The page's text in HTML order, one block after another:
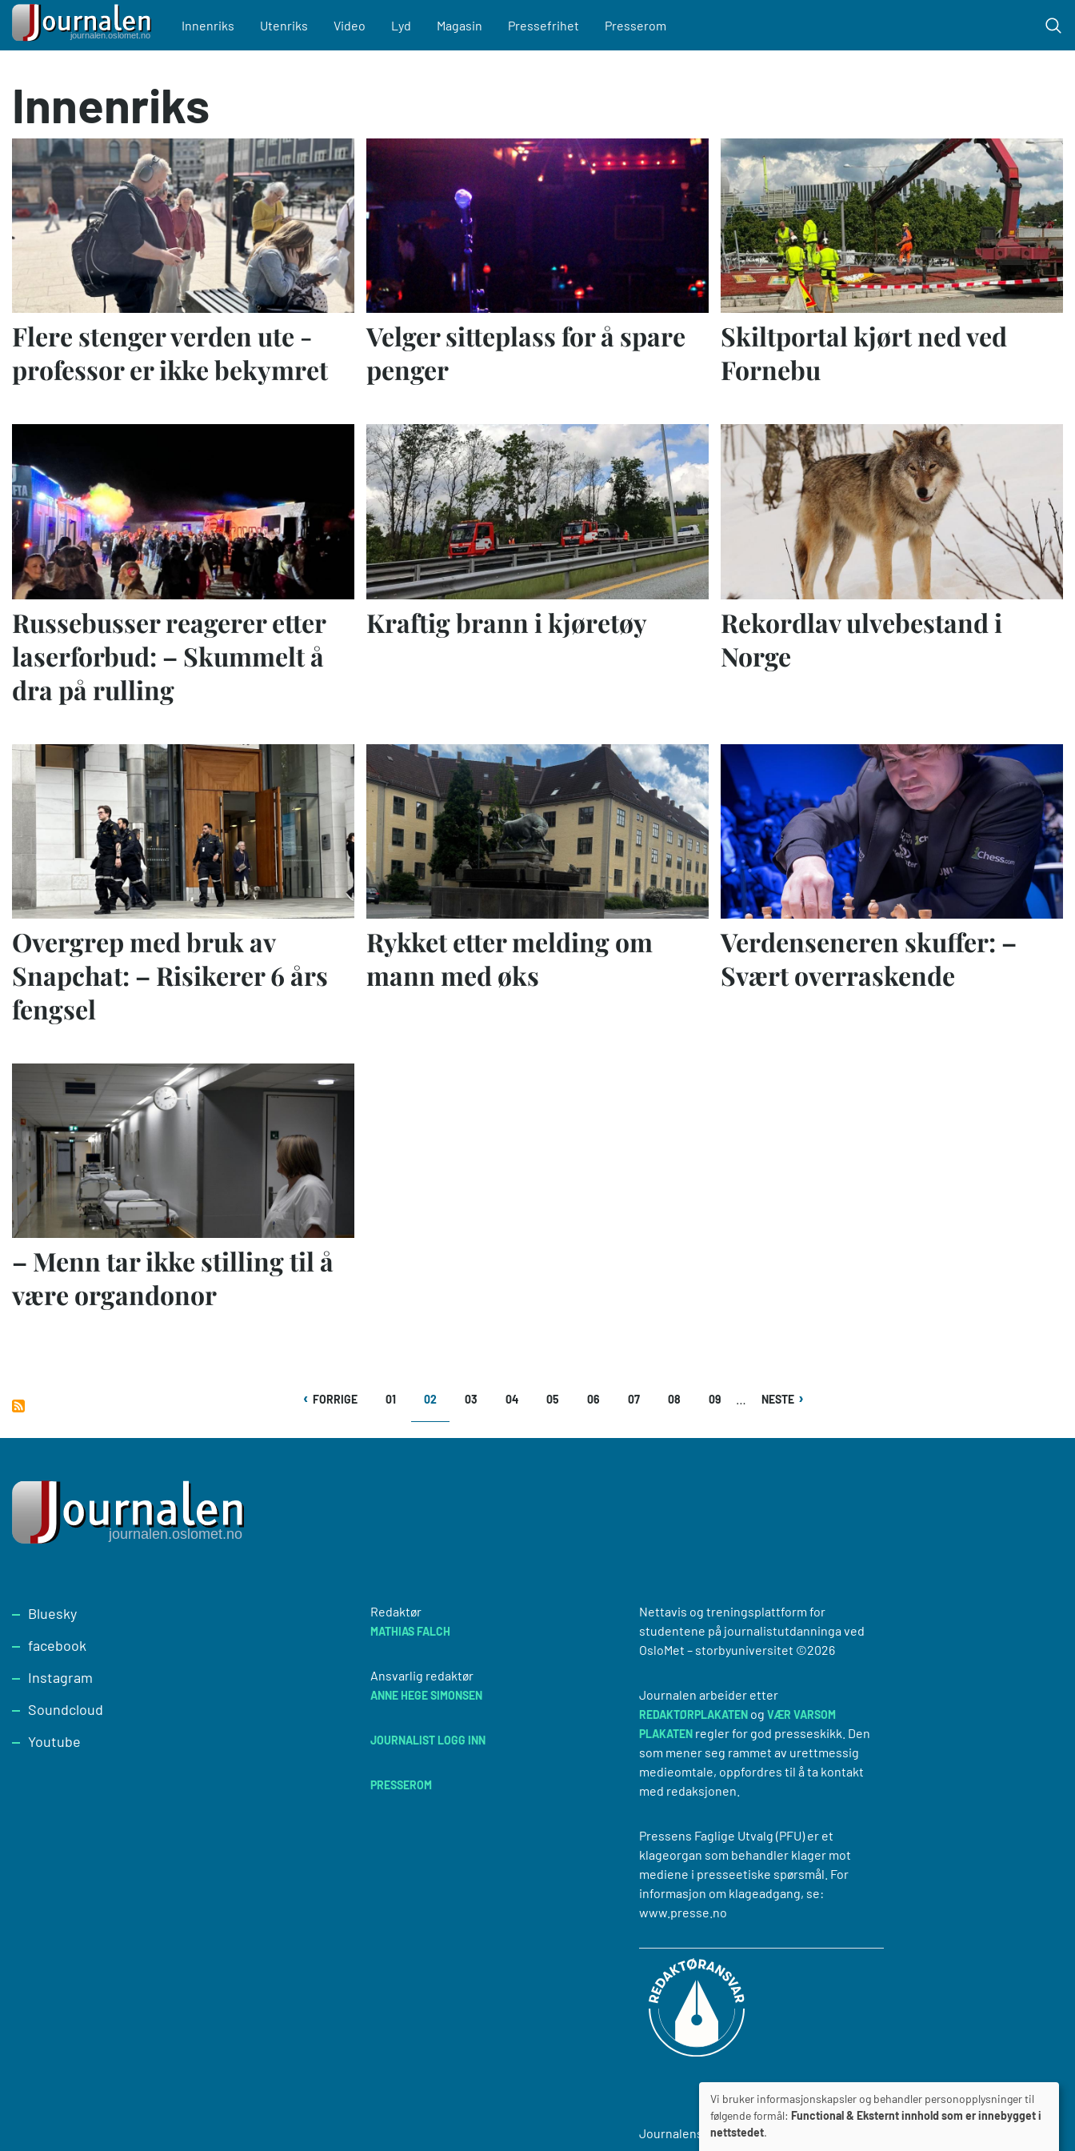
hovedinnhold
Main navigation
Innenriks Utenriks Video Lyd Magasin Pressefrihet Presserom
Innenriks
Flere stenger verden ute -
professor er ikke bekymret
Velger sitteplass for å spare
penger
Skiltportal kjørt ned ved
Fornebu
Russebusser reagerer etter
laserforbud: – Skummelt å
dra på rulling
Kraftig brann i kjøretøy
Rekordlav ulvebestand i
Norge
Overgrep med bruk av
Snapchat: – Risikerer 6 års
fengsel
Rykket etter melding om
mann med øks
Verdenseneren skuffer: –
Svært overraskende
– Menn tar ikke stilling til å
være organdonor
Sider
FORRIGE
FORRIGE SIDE
01
NÅVÆRENDE
02 SIDE
03 SIDE
04 SIDE
05 SIDE
06 SIDE
07 SIDE
08 SIDE
09
NESTE
NESTE
Footer
Bluesky
facebook
Instagram
Soundcloud
Youtube
Redaktør
MATHIAS FALCH
Ansvarlig redaktør
ANNE HEGE SIMONSEN
JOURNALIST LOGG INN
PRESSEROM
Nettavis og treningsplattform for
studentene på journalistutdanninga ved
OsloMet – storbyuniversitet ©2026
Journalen arbeider etter
REDAKTØRPLAKATENog VÆR VARSOM
PLAKATENregler for god presseskikk. Den
som mener seg rammet av urettmessig
medieomtale, oppfordres til å ta kontakt
med redaksjonen.
Pressens Faglige Utvalg (PFU) er et
klageorgan som behandler klager mot
mediene i presseetiske spørsmål. For
informasjon om klageadgang, se:
www.presse.no
Journalens TILGJENGELIGHETSERKLÆRING
Vi bruker informasjonskapsler og behandler personopplysninger til
følgende formål: Functional & Eksternt innhold som er innebygget i
nettstedet.